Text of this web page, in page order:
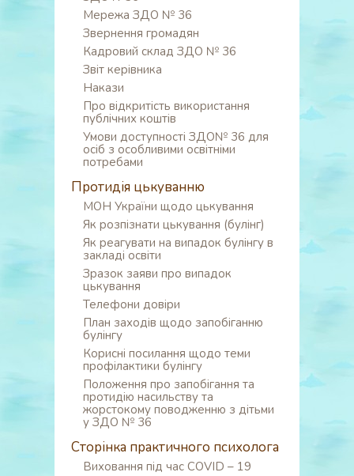
Мережа ЗДО № 36
Звернення громадян
Кадровий склад ЗДО № 36
Звіт керівника
Накази
Про відкритість використання
публічних коштів
Умови доступності ЗДО№ 36 для
осіб з особливими освітніми
потребами
Протидія цькуванню
МОН України щодо цькування
Як розпізнати цькування (булінг)
Як реагувати на випадок булінгу в
закладі освіти
Зразок заяви про випадок
цькування
Телефони довіри
План заходів щодо запобіганню
булінгу
Корисні посилання щодо теми
профілактики булінгу
Положення про запобігання та
протидію насильству та
жорстокому поводженню з дітьми
у ЗДО № 36
Сторінка практичного психолога
Виховання під час COVID – 19